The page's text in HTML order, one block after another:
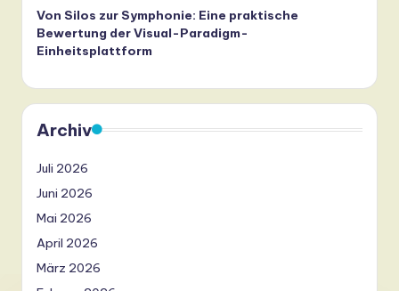
Von Silos zur Symphonie: Eine praktische
Bewertung der Visual-Paradigm-
Einheitsplattform
Archiv
Juli 2026
Juni 2026
Mai 2026
April 2026
März 2026